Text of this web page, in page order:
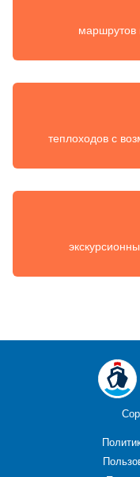
маршрутов
теплоходов с